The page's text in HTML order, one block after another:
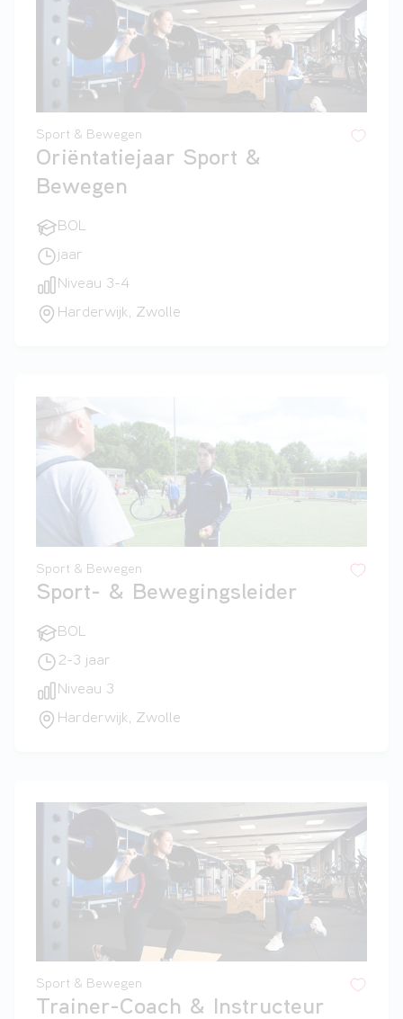
Sport & Bewegen
Oriëntatiejaar Sport &
Bewegen
BOL
jaar
Niveau 3-4
Harderwijk, Zwolle
Sport & Bewegen
Sport- & Bewegingsleider
BOL
2-3 jaar
Niveau 3
Harderwijk, Zwolle
Sport & Bewegen
Trainer-Coach & Instructeur